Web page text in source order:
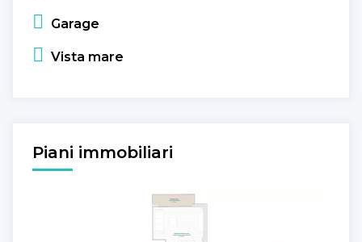
Garage
Vista mare
Piani immobiliari